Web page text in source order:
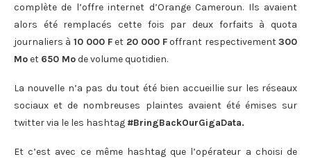
complète de l’offre internet d’Orange Cameroun. Ils avaient
alors été remplacés cette fois par deux forfaits à quota
journaliers à 10 000 Fet 20 000 Foffrant respectivement300
Moet 650 Mode volume quotidien.
La nouvelle n’a pas du tout été bien accueillie sur les réseaux
sociaux et de nombreuses plaintes avaient été émises sur
twitter via le les hashtag#BringBackOurGigaData.
Et c’est avec ce même hashtag que l’opérateur a choisi de